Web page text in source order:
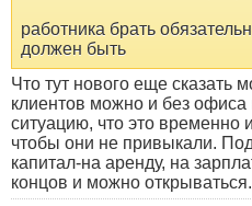
работника брать
должен быть
Что тут нового еще сказать
клиентов можно и без
ситуацию, что это временно
чтобы они не привыкали.
капитал-на аренду, на
концов и можно